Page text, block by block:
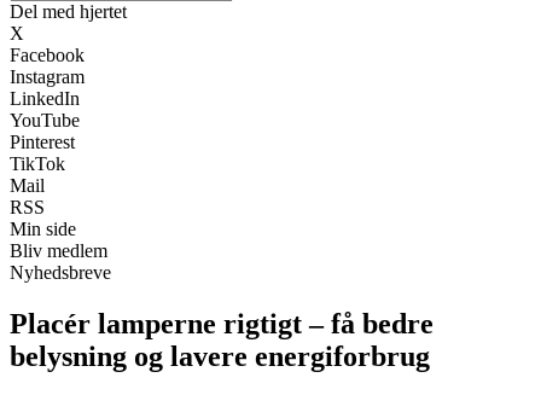
Del med hjertet
X
Facebook
Instagram
LinkedIn
YouTube
Pinterest
TikTok
Mail
RSS
Min side
Bliv medlem
Nyhedsbreve
Placér lamperne rigtigt – få bedre
belysning og lavere energiforbrug